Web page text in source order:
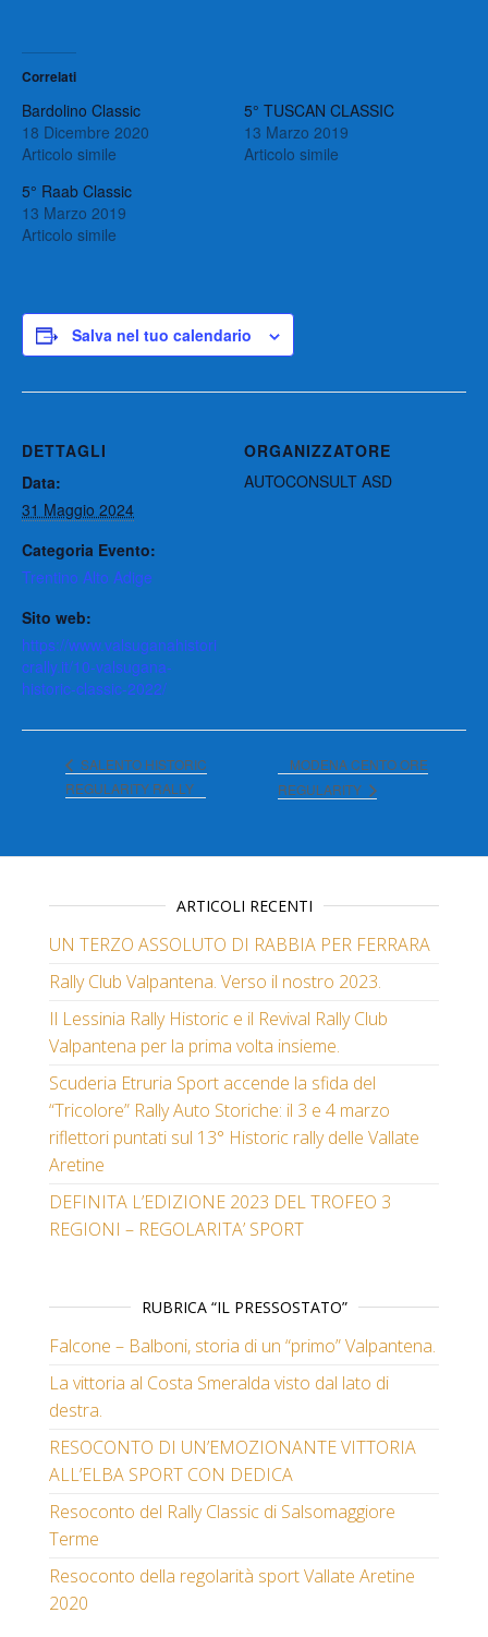
Correlati
Bardolino Classic
18 Dicembre 2020
Articolo simile
5° TUSCAN CLASSIC
13 Marzo 2019
Articolo simile
5° Raab Classic
13 Marzo 2019
Articolo simile
Salva nel tuo calendario
DETTAGLI
Data:
31 Maggio 2024
Categoria Evento:
Trentino Alto Adige
Sito web:
https://www.valsuganahistori
crally.it/10-valsugana-
historic-classic-2022/
ORGANIZZATORE
AUTOCONSULT ASD
SALENTO HISTORIC
REGULARITY RALLY
MODENA CENTO ORE
REGULARITY
ARTICOLI RECENTI
UN TERZO ASSOLUTO DI RABBIA PER FERRARA
Rally Club Valpantena. Verso il nostro 2023.
Il Lessinia Rally Historic e il Revival Rally Club
Valpantena per la prima volta insieme.
Scuderia Etruria Sport accende la sfida del
“Tricolore” Rally Auto Storiche: il 3 e 4 marzo
riflettori puntati sul 13° Historic rally delle Vallate
Aretine
DEFINITA L’EDIZIONE 2023 DEL TROFEO 3
REGIONI – REGOLARITA’ SPORT
RUBRICA “IL PRESSOSTATO”
Falcone – Balboni, storia di un “primo” Valpantena.
La vittoria al Costa Smeralda visto dal lato di
destra.
RESOCONTO DI UN’EMOZIONANTE VITTORIA
ALL’ELBA SPORT CON DEDICA
Resoconto del Rally Classic di Salsomaggiore
Terme
Resoconto della regolarità sport Vallate Aretine
2020